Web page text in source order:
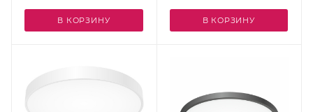
В КОРЗИНУ В КОРЗИНУ